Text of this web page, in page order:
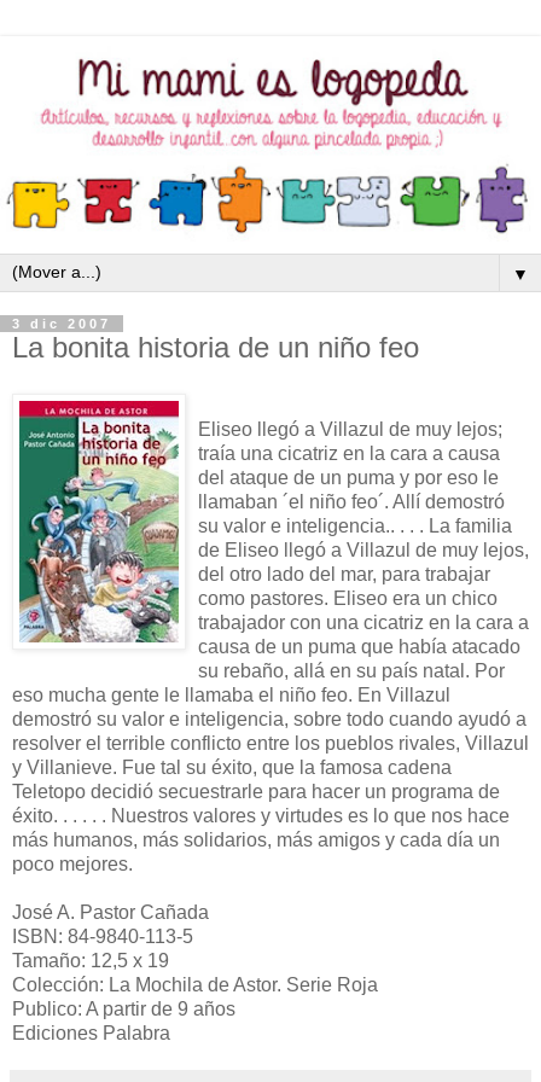
▼
3 dic 2007
La bonita historia de un niño feo
Eliseo llegó a Villazul de muy lejos;
traía una cicatriz en la cara a causa
del ataque de un puma y por eso le
llamaban ´el niño feo´. Allí demostró
su valor e inteligencia.. . . . La familia
de Eliseo llegó a Villazul de muy lejos,
del otro lado del mar, para trabajar
como pastores. Eliseo era un chico
trabajador con una cicatriz en la cara a
causa de un puma que había atacado
su rebaño, allá en su país natal. Por
eso mucha gente le llamaba el niño feo. En Villazul
demostró su valor e inteligencia, sobre todo cuando ayudó a
resolver el terrible conflicto entre los pueblos rivales, Villazul
y Villanieve. Fue tal su éxito, que la famosa cadena
Teletopo decidió secuestrarle para hacer un programa de
éxito. . . . . . Nuestros valores y virtudes es lo que nos hace
más humanos, más solidarios, más amigos y cada día un
poco mejores.
José A. Pastor Cañada
ISBN: 84-9840-113-5
Tamaño: 12,5 x 19
Colección: La Mochila de Astor. Serie Roja
Publico: A partir de 9 años
Ediciones Palabra